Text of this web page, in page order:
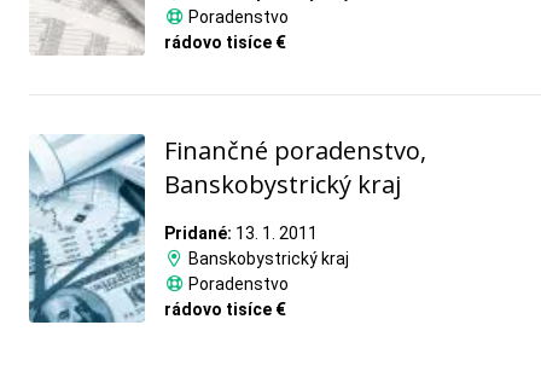
Poradenstvo
rádovo tisíce €
Finančné poradenstvo,
Banskobystrický kraj
Pridané: 13. 1. 2011
Banskobystrický kraj
Poradenstvo
rádovo tisíce €